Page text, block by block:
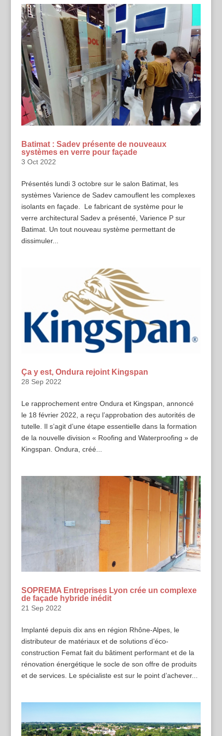
Batimat : Sadev présente de nouveaux
systèmes en verre pour façade
3 Oct 2022
Présentés lundi 3 octobre sur le salon Batimat, les
systèmes Varience de Sadev camouflent les complexes
isolants en façade. Le fabricant de système pour le
verre architectural Sadev a présenté, Varience P sur
Batimat. Un tout nouveau système permettant de
dissimuler...
Ça y est, Ondura rejoint Kingspan
28 Sep 2022
Le rapprochement entre Ondura et Kingspan, annoncé
le 18 février 2022, a reçu l’approbation des autorités de
tutelle. Il s’agit d’une étape essentielle dans la formation
de la nouvelle division « Roofing and Waterproofing » de
Kingspan. Ondura, créé...
SOPREMA Entreprises Lyon crée un complexe
de façade hybride inédit
21 Sep 2022
Implanté depuis dix ans en région Rhône-Alpes, le
distributeur de matériaux et de solutions d’éco-
construction Femat fait du bâtiment performant et de la
rénovation énergétique le socle de son offre de produits
et de services. Le spécialiste est sur le point d’achever...